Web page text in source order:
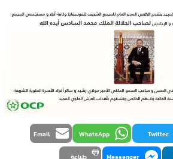
Twitter
WhatsApp
Email
Messenger طباعة